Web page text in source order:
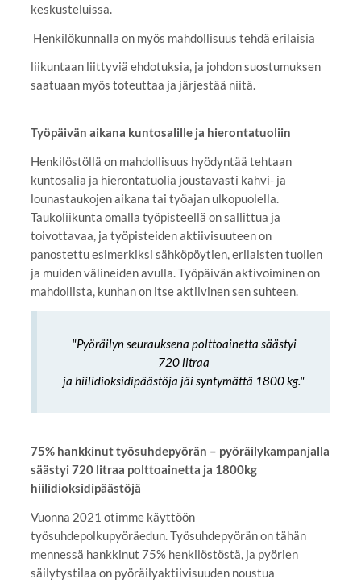
keskusteluissa.
Henkilökunnalla on myös mahdollisuus tehdä erilaisia
liikuntaan liittyviä ehdotuksia, ja johdon suostumuksen
saatuaan myös toteuttaa ja järjestää niitä.
Työpäivän aikana kuntosalille ja hierontatuoliin
Henkilöstöllä on mahdollisuus hyödyntää tehtaan
kuntosalia ja hierontatuolia joustavasti kahvi- ja
lounastaukojen aikana tai työajan ulkopuolella.
Taukoliikunta omalla työpisteellä on sallittua ja
toivottavaa, ja työpisteiden aktiivisuuteen on
panostettu esimerkiksi sähköpöytien, erilaisten tuolien
ja muiden välineiden avulla. Työpäivän aktivoiminen on
mahdollista, kunhan on itse aktiivinen sen suhteen.
"Pyöräilyn seurauksena polttoainetta säästyi
720 litraa
ja hiilidioksidipäästöja jäi syntymättä 1800 kg."
75% hankkinut työsuhdepyörän – pyöräilykampanjalla
säästyi 720 litraa polttoainetta ja 1800kg
hiilidioksidipäästöjä
Vuonna 2021 otimme käyttöön
työsuhdepolkupyöräedun. Työsuhdepyörän on tähän
mennessä hankkinut 75% henkilöstöstä, ja pyörien
säilytystilaa on pyöräilyaktiivisuuden noustua